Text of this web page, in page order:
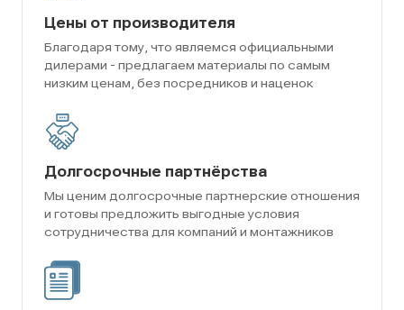
Цены от производителя
Благодаря тому, что являемся официальными
дилерами - предлагаем материалы по самым
низким ценам, без посредников и наценок
Долгосрочные партнёрства
Мы ценим долгосрочные партнерские отношения
и готовы предложить выгодные условия
сотрудничества для компаний и монтажников